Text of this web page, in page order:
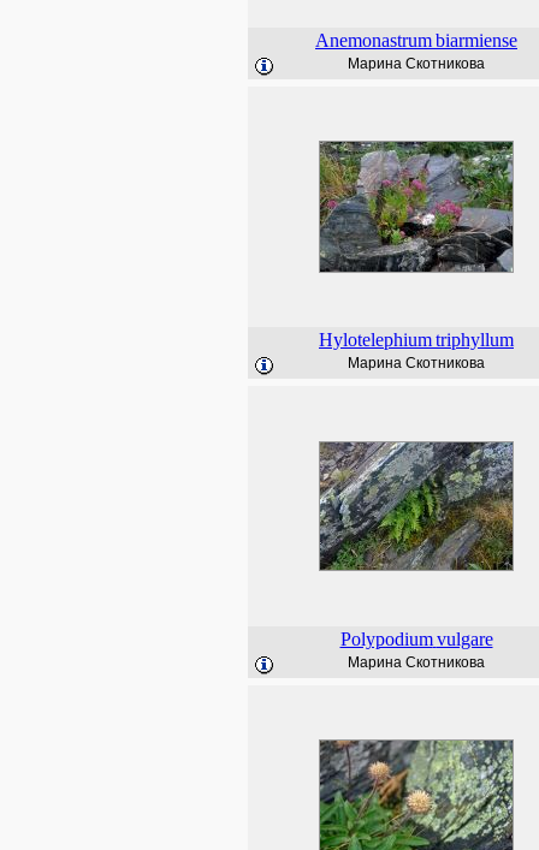
Anemonastrumbiarmiense
Марина Скотникова
Hylotelephiumtriphyllum
Марина Скотникова
Polypodium vulgare
Марина Скотникова